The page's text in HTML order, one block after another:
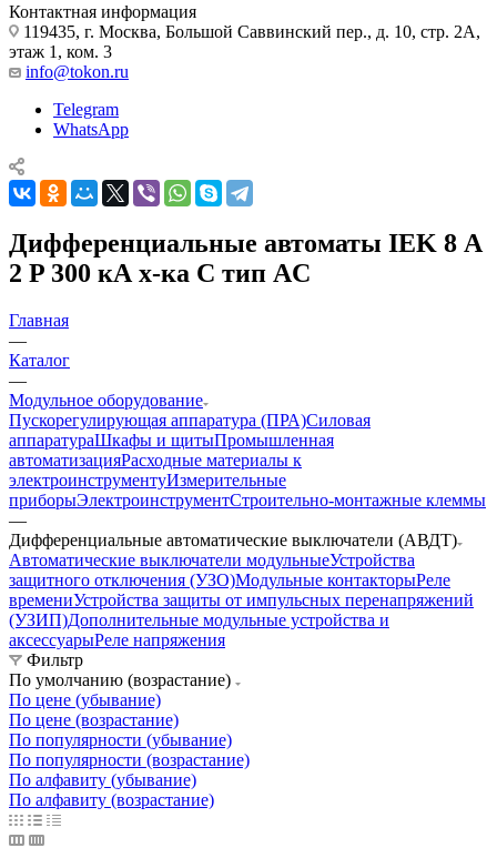
Контактная информация
119435, г. Москва, Большой Саввинский пер., д. 10, стр. 2А,
этаж 1, ком. 3
info@tokon.ru
Telegram
WhatsApp
Дифференциальные автоматы IEK 8 А
2 P 300 кА х-ка C тип AC
Главная
—
Каталог
—
Модульное оборудование
Пускорегулирующая аппаратура (ПРА)Силовая
аппаратураШкафы и щитыПромышленная
автоматизацияРасходные материалы к
электроинструментуИзмерительные
приборыЭлектроинструментСтроительно-монтажные клеммы
—
Дифференциальные автоматические выключатели (АВДТ)
Автоматические выключатели модульныеУстройства
защитного отключения (УЗО)Модульные контакторыРеле
времениУстройства защиты от импульсных перенапряжений
(УЗИП)Дополнительные модульные устройства и
аксессуарыРеле напряжения
Фильтр
По умолчанию (возрастание)
По цене (убывание)
По цене (возрастание)
По популярности (убывание)
По популярности (возрастание)
По алфавиту (убывание)
По алфавиту (возрастание)